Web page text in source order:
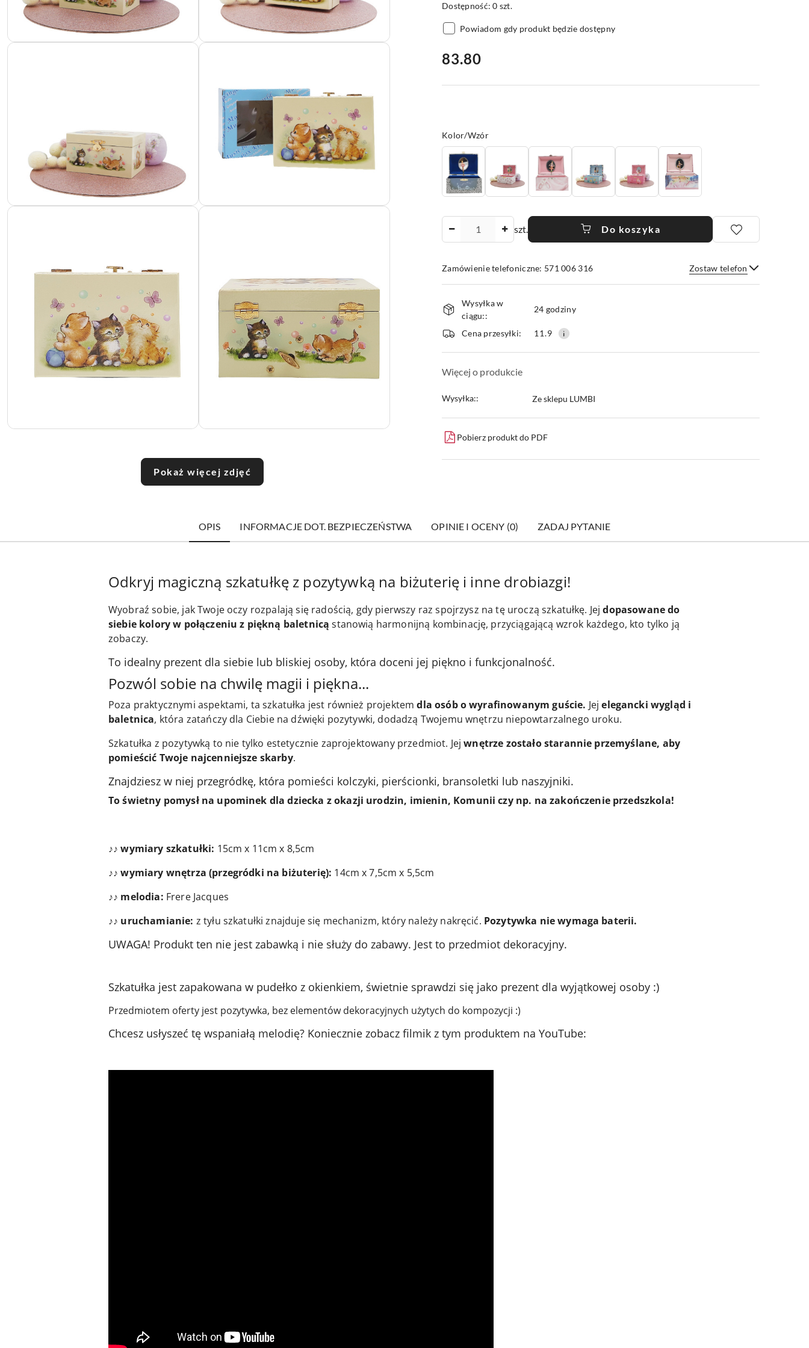
Pokaż więcej zdjęć
Dostępność:0 szt.
Powiadom gdy produkt będzie dostępny
cena:
83.80
Wariant
Kolor/Wzór
szt. Do koszyka
Zamówienie telefoniczne: 571 006 316 Zostaw telefon
Wyślij
Dostępność
i
dostawa
Wysyłka w
ciągu::
24 godziny
Cena przesyłki: 11.9
Więcej o produkcie
Wysyłka:: Ze sklepu LUMBI
Pobierz produkt do PDF
OPIS INFORMACJE DOT. BEZPIECZEŃSTWA OPINIE I OCENY (0) ZADAJ PYTANIE
Odkryj magiczną szkatułkę z pozytywką na biżuterię i inne drobiazgi!
Wyobraź sobie, jak Twoje oczy rozpalają się radością, gdy pierwszy raz spojrzysz na tę uroczą szkatułkę. Jejdopasowane do
siebie kolory w połączeniu z piękną baletnicą stanowią harmonijną kombinację, przyciągającą wzrok każdego, kto tylko ją
zobaczy.
To idealny prezent dla siebie lub bliskiej osoby, która doceni jej piękno i funkcjonalność.
Pozwól sobie na chwilę magii i piękna...
Poza praktycznymi aspektami, ta szkatułka jest również projektem dla osób o wyrafinowanym guście. Jejelegancki wygląd i
baletnica, która zatańczy dla Ciebie na dźwięki pozytywki, dodadzą Twojemu wnętrzu niepowtarzalnego uroku.
Szkatułka z pozytywką to nie tylko estetycznie zaprojektowany przedmiot. Jej wnętrze zostało starannie przemyślane, aby
pomieścić Twoje najcenniejsze skarby.
Znajdziesz w niej przegródkę, która pomieści kolczyki, pierścionki, bransoletki lub naszyjniki.
To świetny pomysł na upominek dla dziecka z okazji urodzin, imienin, Komunii czy np. na zakończenie przedszkola!
♪♪ wymiary szkatułki: 15cm x 11cm x 8,5cm
♪♪ wymiary wnętrza (przegródki na biżuterię): 14cm x 7,5cm x 5,5cm
♪♪ melodia: Frere Jacques
♪♪ uruchamianie: z tyłu szkatułki znajduje się mechanizm, który należy nakręcić. Pozytywka nie wymaga baterii.
UWAGA! Produkt ten nie jest zabawką i nie służy do zabawy. Jest to przedmiot dekoracyjny.
Szkatułka jest zapakowana w pudełko z okienkiem, świetnie sprawdzi się jako prezent dla wyjątkowej osoby :)
Przedmiotem oferty jest pozytywka, bez elementów dekoracyjnych użytych do kompozycji :)
Chcesz usłyszeć tę wspaniałą melodię? Koniecznie zobacz filmik z tym produktem na YouTube: